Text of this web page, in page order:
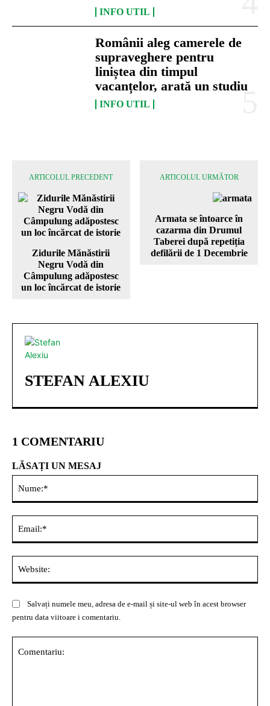
INFO UTIL
Românii aleg camerele de
supraveghere pentru
liniștea din timpul
vacanțelor, arată un studiu
INFO UTIL
ARTICOLUL PRECEDENT
Zidurile Mănăstirii
Negru Vodă din
Câmpulung adăpostesc
un loc încărcat de istorie
ARTICOLUL URMĂTOR
Armata se întoarce în
cazarma din Drumul
Taberei după repetiția
defilării de 1 Decembrie
STEFAN ALEXIU
1 COMENTARIU
LĂSAȚI UN MESAJ
Salvați numele meu, adresa de e-mail și site-ul web în acest browser
pentru data viitoare i comentariu.